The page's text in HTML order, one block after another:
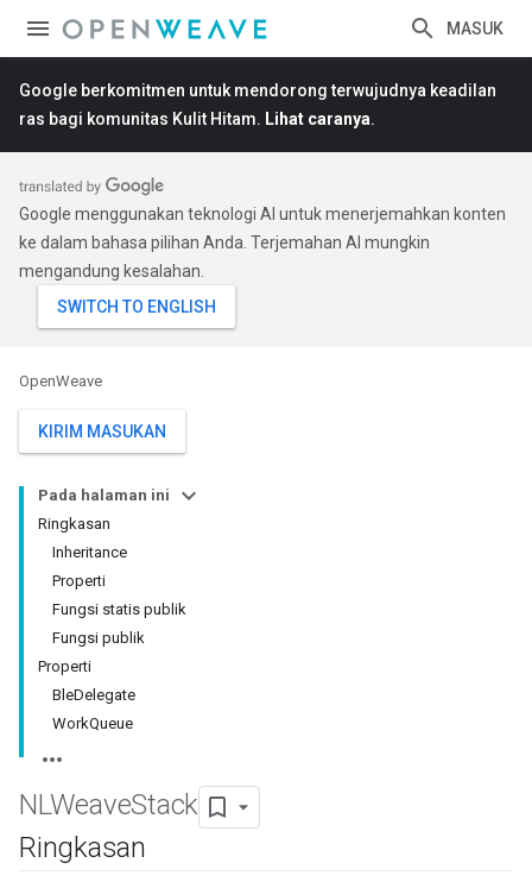
MASUK
Google berkomitmen untuk mendorong terwujudnya keadilan
ras bagi komunitas Kulit Hitam. Lihat caranya.
Google menggunakan teknologi AI untuk menerjemahkan konten
ke dalam bahasa pilihan Anda. Terjemahan AI mungkin
mengandung kesalahan.
OpenWeave
KIRIM MASUKAN
Pada halaman ini
Ringkasan
Inheritance
Properti
Fungsi statis publik
Fungsi publik
Properti
BleDelegate
WorkQueue
NLWeaveStack
Ringkasan